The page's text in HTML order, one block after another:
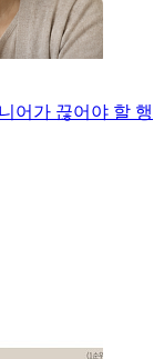
어가 끊어야 할 행